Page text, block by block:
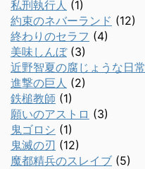
私刑執行人 (1)
約束のネバーランド (12)
終わりのセラフ (4)
美味しんぼ(3)
近野智夏の腐じょうな日常
進撃の巨人 (2)
鉄槌教師 (1)
願いのアストロ (3)
鬼ゴロシ (1)
鬼滅の刃 (12)
魔都精兵のスレイブ (5)